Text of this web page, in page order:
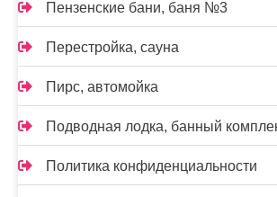
Пензенские бани, баня №3
Перестройка, сауна
Пирс, автомойка
Подводная лодка, банный
Политика конфиденциальности